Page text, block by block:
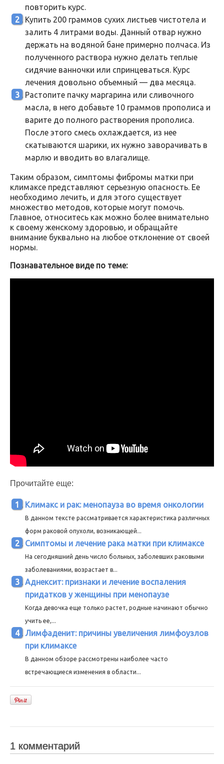
повторить курс.
Купить 200 граммов сухих листьев чистотела и
залить 4 литрами воды. Данный отвар нужно
держать на водяной бане примерно полчаса. Из
полученного раствора нужно делать теплые
сидячие ванночки или спринцеваться. Курс
лечения довольно объемный — два месяца.
Растопите пачку маргарина или сливочного
масла, в него добавьте 10 граммов прополиса и
варите до полного растворения прополиса.
После этого смесь охлаждается, из нее
скатываются шарики, их нужно заворачивать в
марлю и вводить во влагалище.
Таким образом, симптомы фибромы матки при
климаксе представляют серьезную опасность. Ее
необходимо лечить, и для этого существует
множество методов, которые могут помочь.
Главное, относитесь как можно более внимательно
к своему женскому здоровью, и обращайте
внимание буквально на любое отклонение от своей
нормы.
Познавательное виде по теме:
Прочитайте еще:
Климакс и рак: менопауза во время онкологии
В данном тексте рассматривается характеристика различных
форм раковой опухоли, возникающей...
Симптомы и лечение рака матки при климаксе
На сегодняшний день число больных, заболевших раковыми
заболеваниями, возрастает в...
Аднексит: признаки и лечение воспаления
придатков у женщины при менопаузе
Когда девочка еще только растет, родные начинают обычно
учить ее,...
Лимфаденит: причины увеличения лимфоузлов
при климаксе
В данном обзоре рассмотрены наиболее часто
встречающиеся изменения в области...
1 комментарий